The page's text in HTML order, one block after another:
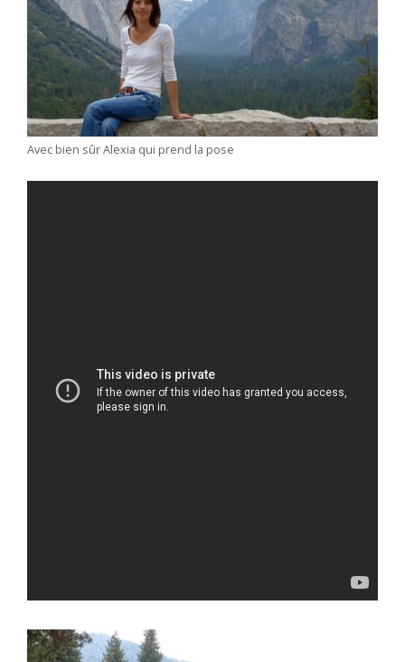
Avec bien sûr Alexia qui prend la pose